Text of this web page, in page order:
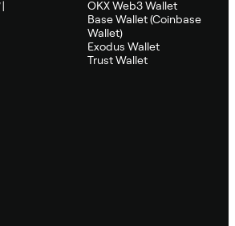
OKX Web3 Wallet
Base Wallet (Coinbase
Wallet)
Exodus Wallet
Trust Wallet